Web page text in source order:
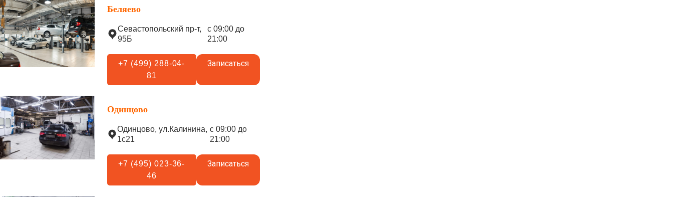
Беляево
Севастопольский пр-т,
95Б
с 09:00 до
21:00
+7 (499) 288-04-
81
Записаться
Одинцово
Одинцово, ул.Калинина,
1с21
с 09:00 до
21:00
+7 (495) 023-36-
46
Записаться